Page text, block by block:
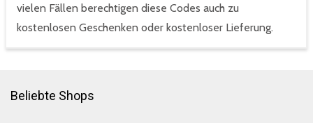
vielen Fällen berechtigen diese Codes auch zu
kostenlosen Geschenken oder kostenloser Lieferung.
Beliebte Shops